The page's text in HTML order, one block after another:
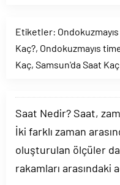
Etiketler:
Kaç?, Ondokuzmayıs
Kaç, Samsun'da Saat Kaç
Saat Nedir? Saat,
İki farklı zaman
oluşturulan ölçüler
rakamları arasındaki